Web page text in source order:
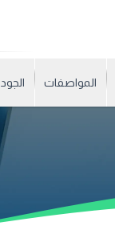
المواصفات